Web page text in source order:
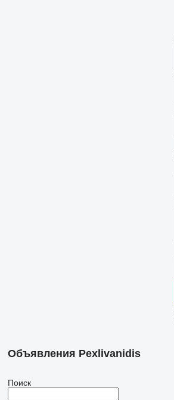
Объявления Pexlivanidis
Поиск